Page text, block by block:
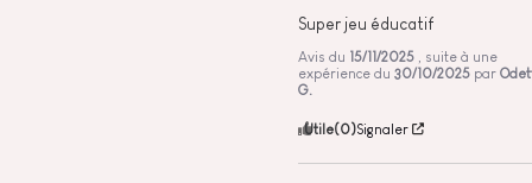
Super jeu éducatif
Avis du 15/11/2025
, suite à une
expérience du 30/10/2025 par
G.
Utile(0)Signaler